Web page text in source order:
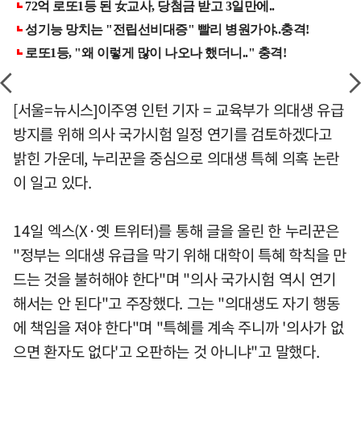
[서울=뉴시스]이주영 인턴 기자 = 교육부가 의대생 유급
방지를 위해 의사 국가시험 일정 연기를 검토하겠다고
밝힌 가운데, 누리꾼을 중심으로 의대생 특혜 의혹 논란
이 일고 있다.
14일 엑스(X·옛 트위터)를 통해 글을 올린 한 누리꾼은
"정부는 의대생 유급을 막기 위해 대학이 특혜 학칙을 만
드는 것을 불허해야 한다"며 "의사 국가시험 역시 연기
해서는 안 된다"고 주장했다. 그는 "의대생도 자기 행동
에 책임을 져야 한다"며 "특혜를 계속 주니까 '의사가 없
으면 환자도 없다'고 오판하는 것 아니냐"고 말했다.